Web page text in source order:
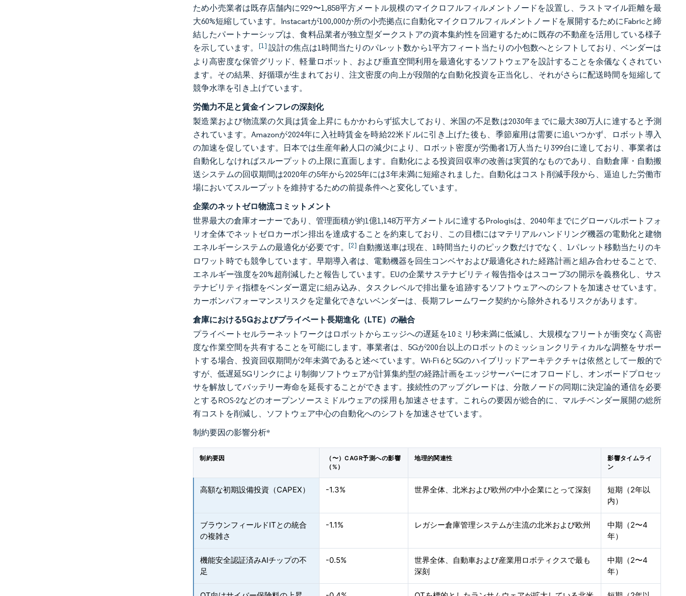
ため小売業者は既存店舗内に929〜1,858平方メートル規模のマイクロフルフィルメントノードを設置し、ラストマイル距離を最
大60%短縮しています。Instacartが100,000か所の小売拠点に自動化マイクロフルフィルメントノードを展開するためにFabricと締
結したパートナーシップは、食料品業者が独立型ダークストアの資本集約性を回避するために既存の不動産を活用している様子
を示しています。 [1] 設計の焦点は1時間当たりのパレット数から1平方フィート当たりの小包数へとシフトしており、ベンダーは
より高密度な保管グリッド、軽量ロボット、および垂直空間利用を最適化するソフトウェアを設計することを余儀なくされてい
ます。その結果、好循環が生まれており、注文密度の向上が段階的な自動化投資を正当化し、それがさらに配送時間を短縮して
競争水準を引き上げています。
労働力不足と賃金インフレの深刻化
製造業および物流業の欠員は賃金上昇にもかかわらず拡大しており、米国の不足数は2030年までに最大380万人に達すると予測
されています。Amazonが2024年に入社時賃金を時給22米ドルに引き上げた後も、季節雇用は需要に追いつかず、ロボット導入
の加速を促しています。日本では生産年齢人口の減少により、ロボット密度が労働者1万人当たり399台に達しており、事業者は
自動化しなければスループットの上限に直面します。自動化による投資回収率の改善は実質的なものであり、自動倉庫・自動搬
送システムの回収期間は2020年の5年から2025年には3年未満に短縮されました。自動化はコスト削減手段から、逼迫した労働市
場においてスループットを維持するための前提条件へと変化しています。
企業のネットゼロ物流コミットメント
世界最大の倉庫オーナーであり、管理面積が約1億1,148万平方メートルに達するPrologisは、2040年までにグローバルポートフォ
リオ全体でネットゼロカーボン排出を達成することを約束しており、この目標にはマテリアルハンドリング機器の電動化と建物
エネルギーシステムの最適化が必要です。[2] 自動搬送車は現在、1時間当たりのピック数だけでなく、1パレット移動当たりのキ
ロワット時でも競争しています。早期導入者は、電動機器を回生コンベヤおよび最適化された経路計画と組み合わせることで、
エネルギー強度を20%超削減したと報告しています。EUの企業サステナビリティ報告指令はスコープ3の開示を義務化し、サス
テナビリティ指標をベンダー選定に組み込み、タスクレベルで排出量を追跡するソフトウェアへのシフトを加速させています。
カーボンパフォーマンスリスクを定量化できないベンダーは、長期フレームワーク契約から除外されるリスクがあります。
倉庫における5Gおよびプライベート長期進化（LTE）の融合
プライベートセルラーネットワークはロボットからエッジへの遅延を10ミリ秒未満に低減し、大規模なフリートが衝突なく高密
度な作業空間を共有することを可能にします。事業者は、5Gが200台以上のロボットのミッションクリティカルな調整をサポー
トする場合、投資回収期間が2年未満であると述べています。Wi-Fi 6と5Gのハイブリッドアーキテクチャは依然として一般的で
すが、低遅延5Gリンクにより制御ソフトウェアが計算集約型の経路計画をエッジサーバーにオフロードし、オンボードプロセッ
サを解放してバッテリー寿命を延長することができます。接続性のアップグレードは、分散ノードの同期に決定論的通信を必要
とするROS-2などのオープンソースミドルウェアの採用も加速させます。これらの要因が総合的に、マルチベンダー展開の総所
有コストを削減し、ソフトウェア中心の自動化へのシフトを加速させています。
制約要因の影響分析*
制約要因
（〜）CAGR予測への影響
（%）
地理的関連性
影響タイムライ
ン
高額な初期設備投資（CAPEX） -1.3% 世界全体、北米および欧州の中小企業にとって深刻
短期（2年以
内）
ブラウンフィールドITとの統合
の複雑さ
-1.1% レガシー倉庫管理システムが主流の北米および欧州
中期（2〜4
年）
機能安全認証済みAIチップの不
足
-0.5%
世界全体、自動車および産業用ロボティクスで最も
深刻
中期（2〜4
年）